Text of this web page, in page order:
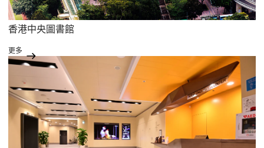
香港中央圖書館
更多